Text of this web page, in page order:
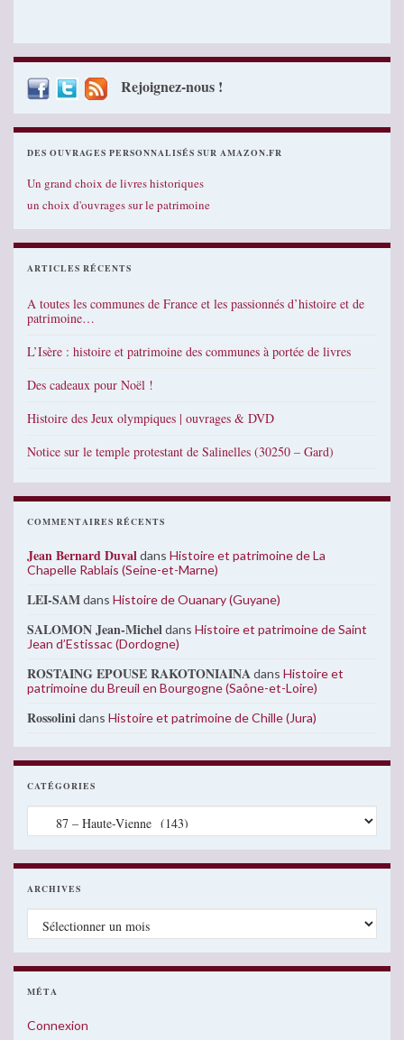
Rejoignez-nous !
DES OUVRAGES PERSONNALISÉS SUR AMAZON.FR
Un grand choix de livres historiques
un choix d'ouvrages sur le patrimoine
ARTICLES RÉCENTS
A toutes les communes de France et les passionnés d’histoire et de
patrimoine…
L’Isère : histoire et patrimoine des communes à portée de livres
Des cadeaux pour Noël !
Histoire des Jeux olympiques | ouvrages & DVD
Notice sur le temple protestant de Salinelles (30250 – Gard)
COMMENTAIRES RÉCENTS
Jean Bernard Duvaldans Histoire et patrimoine de La
Chapelle Rablais (Seine-et-Marne)
LEI-SAMdans Histoire de Ouanary (Guyane)
SALOMON Jean-Micheldans Histoire et patrimoine de Saint
Jean d’Estissac (Dordogne)
ROSTAING EPOUSE RAKOTONIAINAdans Histoire et
patrimoine du Breuil en Bourgogne (Saône-et-Loire)
Rossolinidans Histoire et patrimoine de Chille (Jura)
CATÉGORIES
Catégories
ARCHIVES
Archives
MÉTA
Connexion